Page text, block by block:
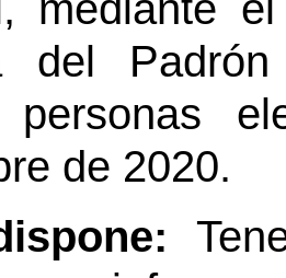
del
personas
de 2020.